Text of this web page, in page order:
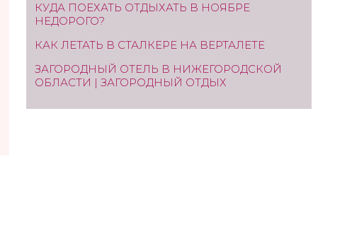
КУДА ПОЕХАТЬ ОТДЫХАТЬ В НОЯБРЕ
НЕДОРОГО?
КАК ЛЕТАТЬ В СТАЛКЕРЕ НА ВЕРТАЛЕТЕ
ЗАГОРОДНЫЙ ОТЕЛЬ В НИЖЕГОРОДСКОЙ
ОБЛАСТИ | ЗАГОРОДНЫЙ ОТДЫХ